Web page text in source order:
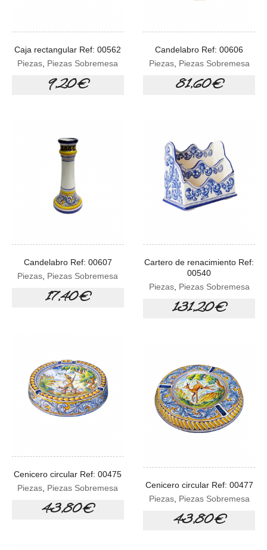
Caja rectangular Ref: 00562
Piezas Piezas Sobremesa
9,20 €
Candelabro Ref: 00606
Piezas, Piezas Sobremesa
81,60 €
Candelabro Ref: 00607
Piezas Piezas Sobremesa
17,40 €
Cartero de renacimiento Ref:
00540
Piezas, Piezas Sobremesa
131,20 €
Cenicero circular Ref: 00475
Piezas, Piezas Sobremesa
43,80 €
Cenicero circular Ref: 00477
Piezas, Piezas Sobremesa
43,80 €